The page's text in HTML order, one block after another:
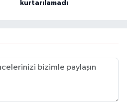
kurtarılamadı